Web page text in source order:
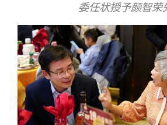
委任状授予颜智荣